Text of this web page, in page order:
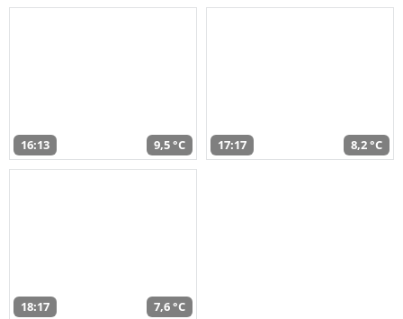
16:13 9,5 °C 17:17 8,2 °C
18:17 7,6 °C